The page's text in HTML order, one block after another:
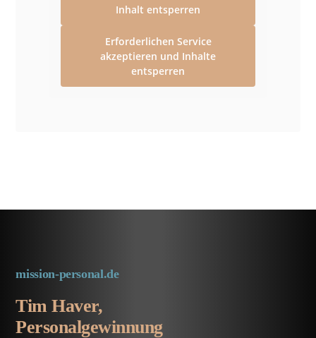
Inhalt entsperren
Erforderlichen Service
akzeptieren und Inhalte
entsperren
mission-personal.de
Tim Haver,
Personalgewinnung